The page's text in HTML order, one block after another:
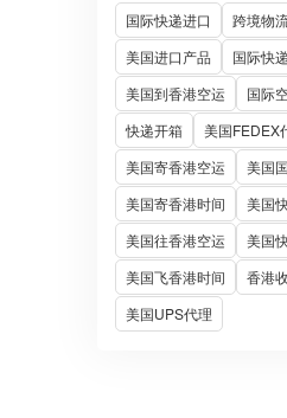
国际快递进口 跨境物
美国进口产品
国际快递
美国到香港空运
国际
快递开箱
美国FEDEX
美国寄香港空运
美国
美国寄香港时间
美国
美国往香港空运
美国
美国飞香港时间
香港
美国UPS代理